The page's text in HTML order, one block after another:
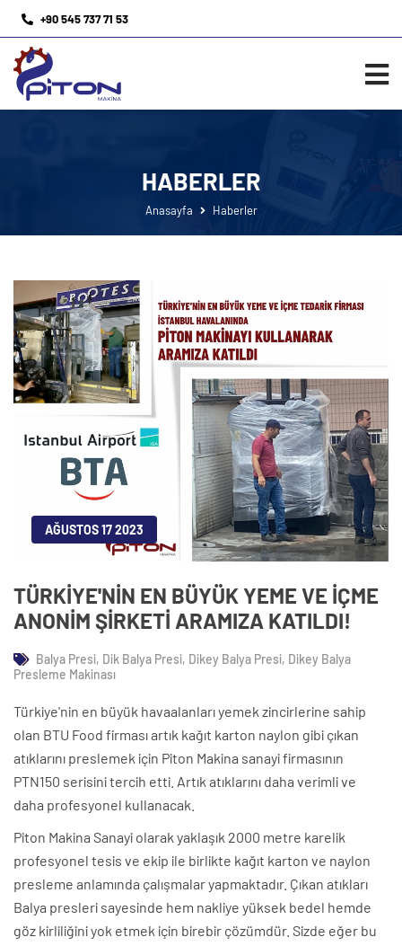
+90 545 737 71 53
HABERLER
Anasayfa Haberler
AĞUSTOS 17 2023
TÜRKİYE'NİN EN BÜYÜK YEME VE İÇME
ANONİM ŞİRKETİ ARAMIZA KATILDI!
Balya Presi, Dik Balya Presi, Dikey Balya Presi, Dikey Balya
Presleme Makinası
Türkiye'nin en büyük havaalanları yemek zincirlerine sahip
olan BTU Food firması artık kağıt karton naylon gibi çıkan
atıklarını preslemek için Piton Makina sanayi firmasının
PTN150 serisini tercih etti. Artık atıklarını daha verimli ve
daha profesyonel kullanacak.
Piton Makina Sanayi olarak yaklaşık 2000 metre karelik
profesyonel tesis ve ekip ile birlikte kağıt karton ve naylon
presleme anlamında çalışmalar yapmaktadır. Çıkan atıkları
Balya presleri sayesinde hem nakliye yüksek bedel hemde
göz kirliliğini yok etmek için birebir çözümdür. Sizde eğer bu